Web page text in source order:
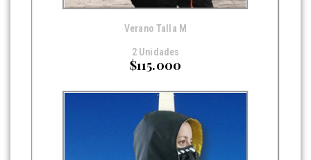
Verano Talla M
2 Unidades
$115.000